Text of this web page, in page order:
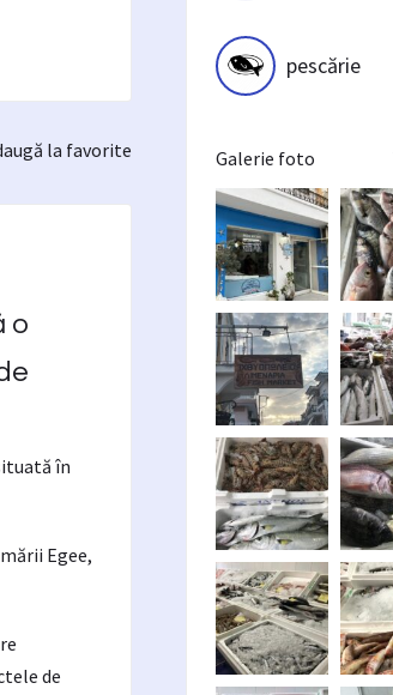
la favorite
o
în
Egee,
de
pescărie
Galerie foto